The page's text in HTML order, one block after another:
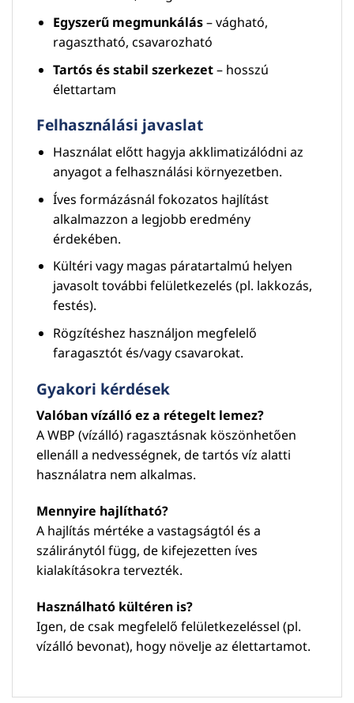
Egyszerű megmunkálás– vágható,
ragasztható, csavarozható
Tartós és stabil szerkezet– hosszú
élettartam
Felhasználási javaslat
Használat előtt hagyja akklimatizálódni az
anyagot a felhasználási környezetben.
Íves formázásnál fokozatos hajlítást
alkalmazzon a legjobb eredmény
érdekében.
Kültéri vagy magas páratartalmú helyen
javasolt további felületkezelés (pl. lakkozás,
festés).
Rögzítéshez használjon megfelelő
faragasztót és/vagy csavarokat.
Gyakori kérdések
Valóban vízálló ez a rétegelt lemez?
A WBP (vízálló) ragasztásnak köszönhetően
ellenáll a nedvességnek, de tartós víz alatti
használatra nem alkalmas.
Mennyire hajlítható?
A hajlítás mértéke a vastagságtól és a
száliránytól függ, de kifejezetten íves
kialakításokra tervezték.
Használható kültéren is?
Igen, de csak megfelelő felületkezeléssel (pl.
vízálló bevonat), hogy növelje az élettartamot.